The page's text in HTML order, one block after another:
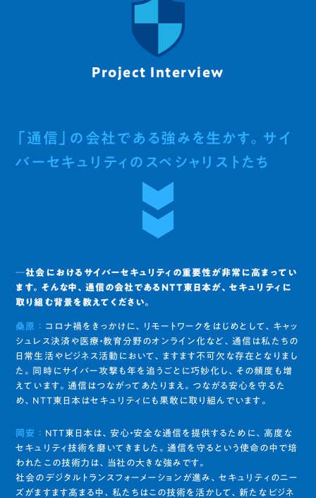
Project Interview
「通信」の会社である強みを生かす。サイ
バーセキュリティのスペシャリストたち
─社会におけるサイバーセキュリティの重要性が非常に高まってい
ます。そんな中、通信の会社であるNTT東日本が、セキュリティに
取り組む背景を教えてください。
桑原 ： コロナ禍をきっかけに、リモートワークをはじめとして、キャッ
シュレス決済や医療・教育分野のオンライン化など、通信は私たちの
日常生活やビジネス活動において、ますます不可欠な存在となりまし
た。同時にサイバー攻撃も年を追うごとに巧妙化し、その頻度も増
えています。通信はつながってあたりまえ。つながる安心を守るた
め、NTT東日本はセキュリティにも果敢に取り組んでいます。
岡安 ： NTT東日本は、安心・安全な通信を提供するために、高度な
セキュリティ技術を磨いてきました。通信を守るという使命の中で培
われたこの技術力は、当社の大きな強みです。
社会のデジタルトランスフォーメーションが進み、セキュリティのニー
ズがますます高まる中、私たちはこの技術を活かして、新たなビジネ